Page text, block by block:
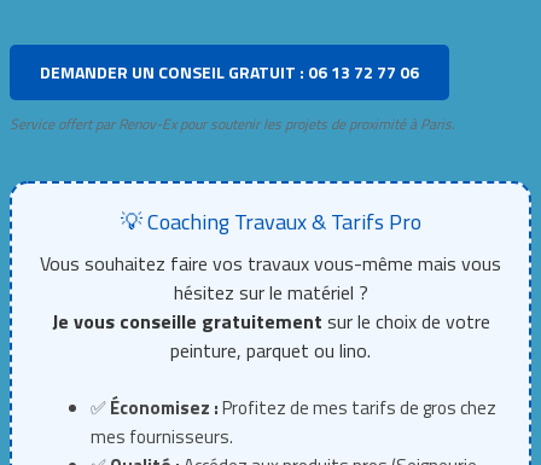
DEMANDER UN CONSEIL GRATUIT : 06 13 72 77 06
Service offert par Renov-Ex pour soutenir les projets de proximité à Paris.
💡 Coaching Travaux & Tarifs Pro
Vous souhaitez faire vos travaux vous-même mais vous
hésitez sur le matériel ?
Je vous conseille gratuitement sur le choix de votre
peinture, parquet ou lino.
✅Économisez :Profitez de mes tarifs de gros chez
mes fournisseurs.